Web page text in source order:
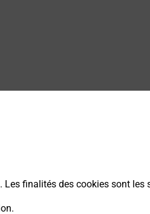
finalités des cookies sont les